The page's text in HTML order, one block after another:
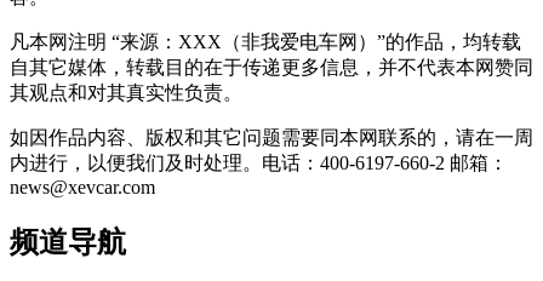
凡本网注明 “来源：XXX（非我爱电车网）”的作品，均转载
自其它媒体，转载目的在于传递更多信息，并不代表本网赞同
其观点和对其真实性负责。
如因作品内容、版权和其它问题需要同本网联系的，请在一周
内进行，以便我们及时处理。电话：400-6197-660-2 邮箱：
news@xevcar.com
频道导航